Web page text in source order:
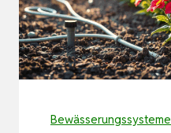
Bewässerungssysteme